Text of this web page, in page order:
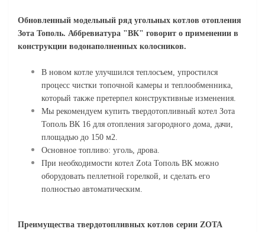
Обновленный модельный ряд угольных котлов отопления
Зота Тополь. Аббревиатура "ВК" говорит о применении в
конструкции водонаполненных колосников.
В новом котле улучшился теплосъем, упростился
процесс чистки топочной камеры и теплообменника,
который также претерпел конструктивные изменения.
Мы рекомендуем купить твердотопливный котел Зота
Тополь ВК 16 для отопления загородного дома, дачи,
площадью до 150 м2.
Основное топливо: уголь, дрова.
При необходимости котел Zota Тополь ВК можно
оборудовать пеллетной горелкой, и сделать его
полностью автоматическим.
Преимущества твердотопливных котлов серии ZOTA